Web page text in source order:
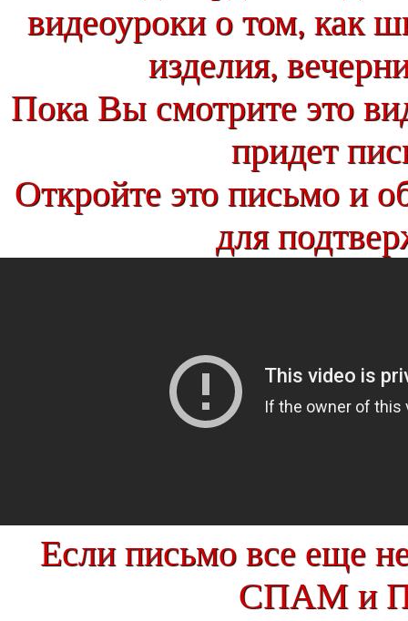
видеоуроки о том, как
изделия,
Пока Вы смотрите это
придет
Откройте это письмо и
для
Если письмо все еще
СПАМ и